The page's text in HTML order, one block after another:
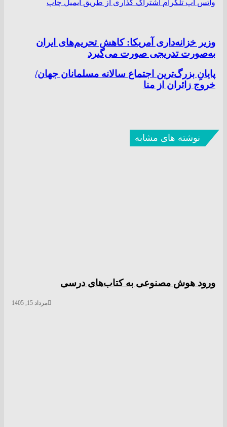
واتس آپ تلگرام اشتراک گذاری از طریق ایمیل چاپ
وزیر خزانه‌داری آمریکا: کاهش تحریم‌های ایران
به‌صورت تدریجی صورت می‌گیرد
پایانِ بزرگ‌ترین اجتماع سالانه مسلمانان جهان/
خروج زائران از منا
نوشته های مشابه
ورود هوش مصنوعی به کتاب‌های درسی
مرداد 15, 1405